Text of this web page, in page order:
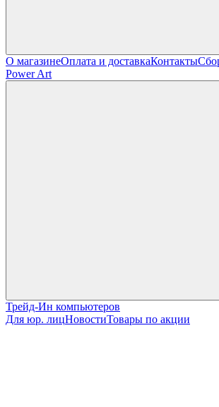
О магазинеОплата и доставкаКонтакты
Power Art
Трейд-Ин компьютеров
Для юр. лицНовостиТовары по акции